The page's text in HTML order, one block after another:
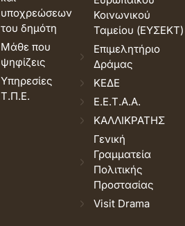
υποχρεώσεων
του δημότη
Μάθε που
ψηφίζεις
Υπηρεσίες
Τ.Π.Ε.
Κοινωνικού
Ταμείου (ΕΥΣΕΚΤ)
Επιμελητήριο
Δράμας
ΚΕΔΕ
Ε.Ε.Τ.Α.Α.
ΚΑΛΛΙΚΡΑΤΗΣ
Γενική
Γραμματεία
Πολιτικής
Προστασίας
Visit Drama